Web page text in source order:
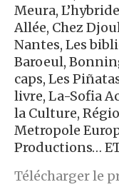
Meura,
Allée, Chez
Nantes, Les
Baroeul,
caps, Les
livre, La-Sofia
la Culture,
Metropole
Productions…
Télécharger le